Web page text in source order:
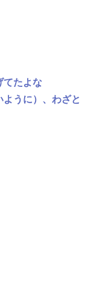
てたよな
うに）、わざと